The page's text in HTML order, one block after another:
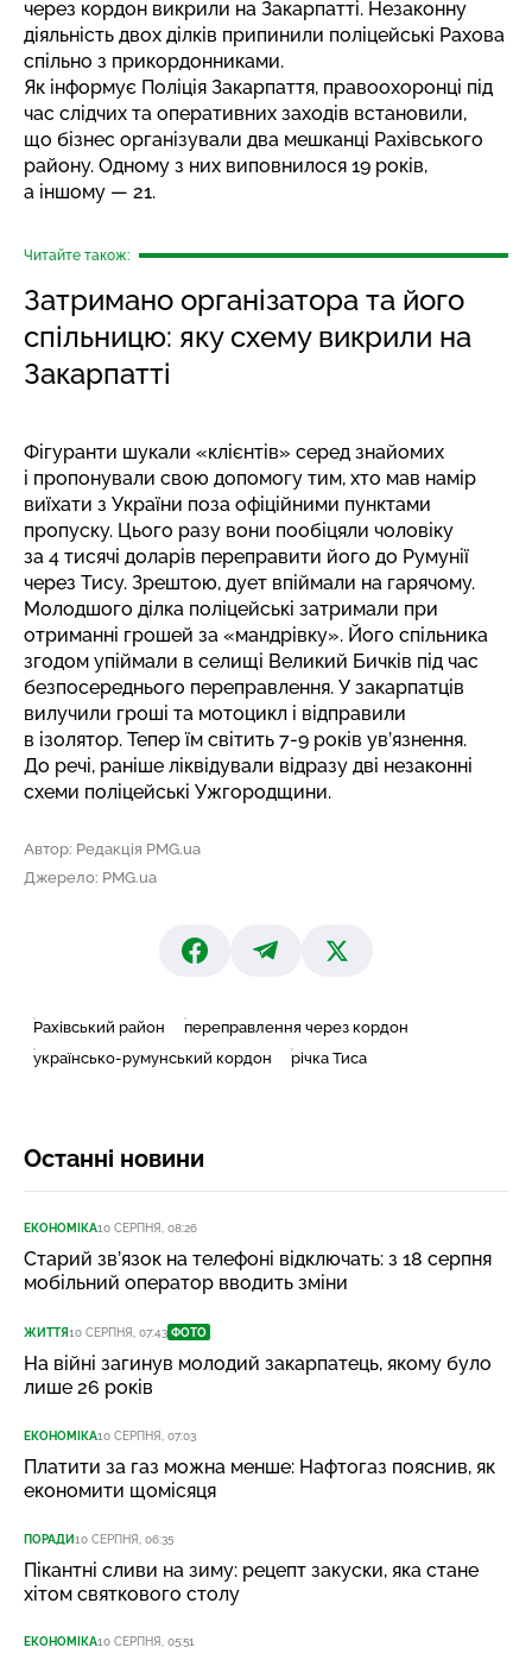
через кордон викрили на Закарпатті. Незаконну
діяльність двох ділків припинили поліцейські Рахова
спільно з прикордонниками.
Як інформує Поліція Закарпаття, правоохоронці під
час слідчих та оперативних заходів встановили,
що бізнес організували два мешканці Рахівського
району. Одному з них виповнилося 19 років,
а іншому — 21.
Читайте також:
Затримано організатора та його
спільницю: яку схему викрили на
Закарпатті
Фігуранти шукали «клієнтів» серед знайомих
і пропонували свою допомогу тим, хто мав намір
виїхати з України поза офіційними пунктами
пропуску. Цього разу вони пообіцяли чоловіку
за 4 тисячі доларів переправити його до Румунії
через Тису. Зрештою, дует впіймали на гарячому.
Молодшого ділка поліцейські затримали при
отриманні грошей за «мандрівку». Його спільника
згодом упіймали в селищі Великий Бичків під час
безпосереднього переправлення. У закарпатців
вилучили гроші та мотоцикл і відправили
в ізолятор. Тепер їм світить 7-9 років ув’язнення.
До речі, раніше ліквідували відразу дві незаконні
схеми поліцейські Ужгородщини.
Автор: Редакція PMG.ua
Джерело: PMG.ua
Рахівський район
переправлення через кордон
українсько-румунський кордон
річка Тиса
Останні новини
ЕКОНОМІКА10 СЕРПНЯ, 08:26
Старий зв’язок на телефоні відключать: з 18 серпня
мобільний оператор вводить зміни
ЖИТТЯ10 СЕРПНЯ, 07:43 ФОТО
На війні загинув молодий закарпатець, якому було
лише 26 років
ЕКОНОМІКА10 СЕРПНЯ, 07:03
Платити за газ можна менше: Нафтогаз пояснив, як
економити щомісяця
ПОРАДИ10 СЕРПНЯ, 06:35
Пікантні сливи на зиму: рецепт закуски, яка стане
хітом святкового столу
ЕКОНОМІКА10 СЕРПНЯ, 05:51